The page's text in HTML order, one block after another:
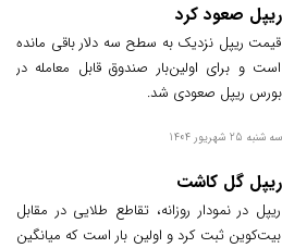
ریپل صعود کرد
قیمت ریپل نزدیک به سطح سه دلار باقی مانده
است و برای اولین‌بار صندوق قابل معامله در
بورس ریپل صعودی شد.
سه شنبه 25 شهریور 1404
ریپل گل کاشت
ریپل در نمودار روزانه، تقاطع طلایی در مقابل
بیت‌کوین ثبت کرد و اولین بار است که میانگین